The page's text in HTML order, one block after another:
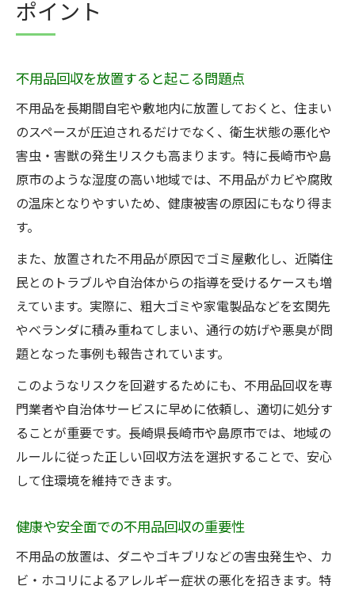
ポイント
不用品回収を放置すると起こる問題点
不用品を長期間自宅や敷地内に放置しておくと、住まい
のスペースが圧迫されるだけでなく、衛生状態の悪化や
害虫・害獣の発生リスクも高まります。特に長崎市や島
原市のような湿度の高い地域では、不用品がカビや腐敗
の温床となりやすいため、健康被害の原因にもなり得ま
す。
また、放置された不用品が原因でゴミ屋敷化し、近隣住
民とのトラブルや自治体からの指導を受けるケースも増
えています。実際に、粗大ゴミや家電製品などを玄関先
やベランダに積み重ねてしまい、通行の妨げや悪臭が問
題となった事例も報告されています。
このようなリスクを回避するためにも、不用品回収を専
門業者や自治体サービスに早めに依頼し、適切に処分す
ることが重要です。長崎県長崎市や島原市では、地域の
ルールに従った正しい回収方法を選択することで、安心
して住環境を維持できます。
健康や安全面での不用品回収の重要性
不用品の放置は、ダニやゴキブリなどの害虫発生や、カ
ビ・ホコリによるアレルギー症状の悪化を招きます。特